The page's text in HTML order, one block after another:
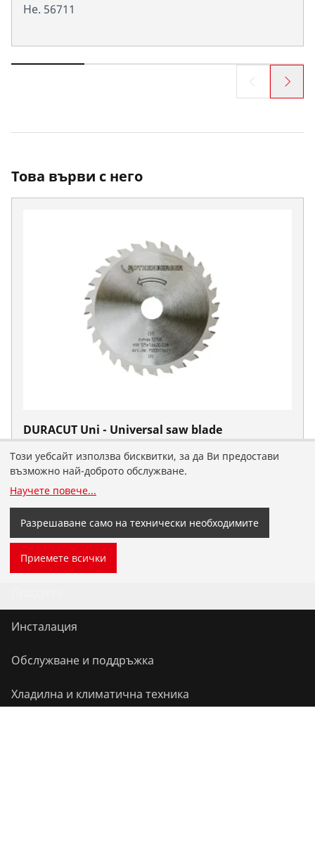
Не. 56711
Това върви с него
DURACUT Uni - Universal saw blade
Не. 1500003621
Попаднахте на българскоезичния сайт на
ROTHENBERGER за България. Можете сами да
Смени държава Не променяйте
Инсталация
Обслужване и поддръжка
Хладилна и климатична техника
Този уебсайт използва бисквитки, за да Ви предостави
възможно най-доброто обслужване.
Научете повече...
Разрешаване само на технически необходимите
Приемете всички